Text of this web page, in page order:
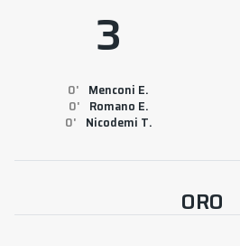
3
0
Menconi E.
0
Romano E.
0
Nicodemi T.
ORO